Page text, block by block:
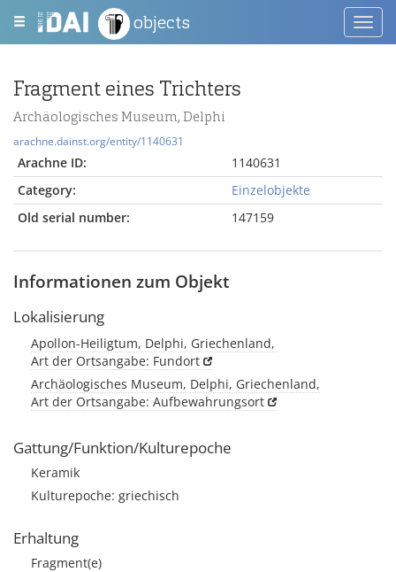
objects
Fragment eines Trichters
Archäologisches Museum, Delphi
arachne.dainst.org/entity/1140631
Arachne ID:
1140631
Category:
Einzelobjekte
Old serial number:
147159
Informationen zum Objekt
Lokalisierung
Apollon-Heiligtum, Delphi, Griechenland,
Art der Ortsangabe: Fundort
Archäologisches Museum, Delphi, Griechenland,
Art der Ortsangabe: Aufbewahrungsort
Gattung/Funktion/Kulturepoche
Keramik
Kulturepoche: griechisch
Erhaltung
Fragment(e)